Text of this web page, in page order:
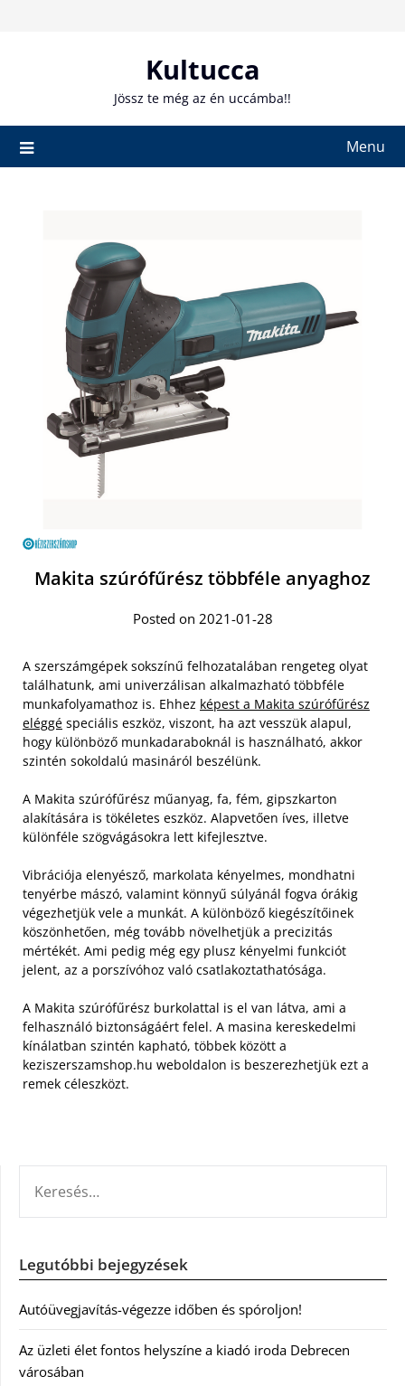
Kultucca
Jössz te még az én uccámba!!
Menu
Makita szúrófűrész többféle anyaghoz
Posted on 2021-01-28
A szerszámgépek sokszínű felhozatalában rengeteg olyat
találhatunk, ami univerzálisan alkalmazható többféle
munkafolyamathoz is. Ehhez képest a Makita szúrófűrész
eléggé speciális eszköz, viszont, ha azt vesszük alapul,
hogy különböző munkadaraboknál is használható, akkor
szintén sokoldalú masináról beszélünk.
A Makita szúrófűrész műanyag, fa, fém, gipszkarton
alakítására is tökéletes eszköz. Alapvetően íves, illetve
különféle szögvágásokra lett kifejlesztve.
Vibrációja elenyésző, markolata kényelmes, mondhatni
tenyérbe mászó, valamint könnyű súlyánál fogva órákig
végezhetjük vele a munkát. A különböző kiegészítőinek
köszönhetően, még tovább növelhetjük a precizitás
mértékét. Ami pedig még egy plusz kényelmi funkciót
jelent, az a porszívóhoz való csatlakoztathatósága.
A Makita szúrófűrész burkolattal is el van látva, ami a
felhasználó biztonságáért felel. A masina kereskedelmi
kínálatban szintén kapható, többek között a
keziszerszamshop.hu weboldalon is beszerezhetjük ezt a
remek céleszközt.
Legutóbbi bejegyzések
Autóüvegjavítás-végezze időben és spóroljon!
Az üzleti élet fontos helyszíne a kiadó iroda Debrecen
városában